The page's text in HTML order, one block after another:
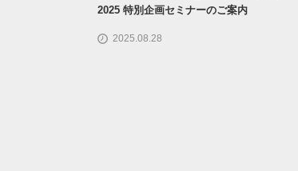
2025 特別企画セミナーのご案内
2025.08.28